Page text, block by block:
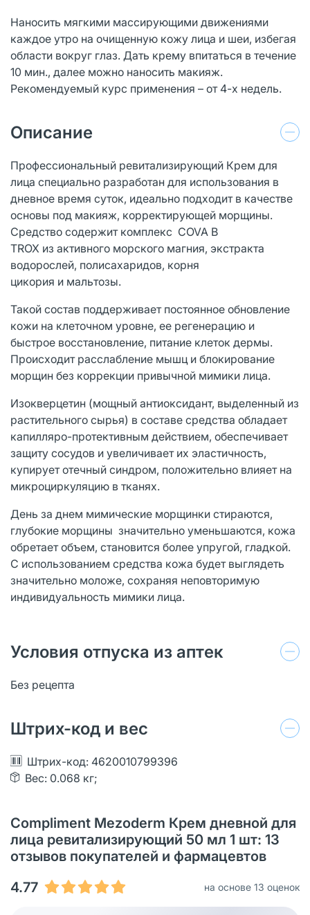
Наносить мягкими массирующими движениями
каждое утро на очищенную кожу лица и шеи, избегая
области вокруг глаз. Дать крему впитаться в течение
10 мин., далее можно наносить макияж.
Рекомендуемый курс применения – от 4-х недель.
Описание
Профессиональный ревитализирующий Крем для
лица специально разработан для использования в
дневное время суток, идеально подходит в качестве
основы под макияж, корректирующей морщины.
Средство содержит комплекс COVA B
TROX из активного морского магния, экстракта
водорослей, полисахаридов, корня
цикория и мальтозы.
Такой состав поддерживает постоянное обновление
кожи на клеточном уровне, ее регенерацию и
быстрое восстановление, питание клеток дермы.
Происходит расслабление мышц и блокирование
морщин без коррекции привычной мимики лица.
Изокверцетин (мощный антиоксидант, выделенный из
растительного сырья) в составе средства обладает
капилляро-протективным действием, обеспечивает
защиту сосудов и увеличивает их эластичность,
купирует отечный синдром, положительно влияет на
микроциркуляцию в тканях.
День за днем мимические морщинки стираются,
глубокие морщины значительно уменьшаются, кожа
обретает объем, становится более упругой, гладкой.
С использованием средства кожа будет выглядеть
значительно моложе, сохраняя неповторимую
индивидуальность мимики лица.
Условия отпуска из аптек
Без рецепта
Штрих-код и вес
Штрих-код: 4620010799396
Вес: 0.068 кг;
Compliment Mezoderm Крем дневной для
лица ревитализирующий 50 мл 1 шт: 13
отзывов покупателей и фармацевтов
4.77
на основе 13 оценок